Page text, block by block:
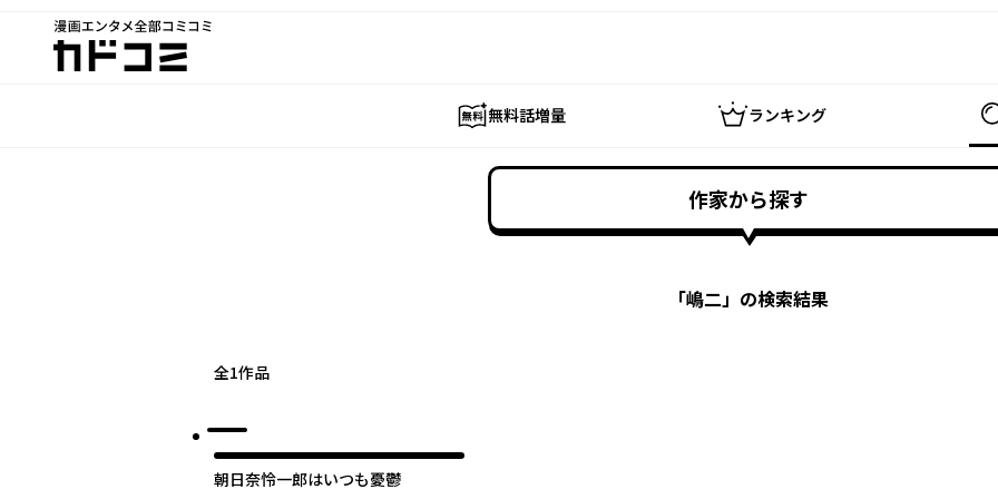
漫画エンタメ全部コミコミ
カドコミ
無料話増量 ランキング
作家から探す
「嶋二」の検索結果
全1作品
朝日奈怜一郎はいつも憂鬱